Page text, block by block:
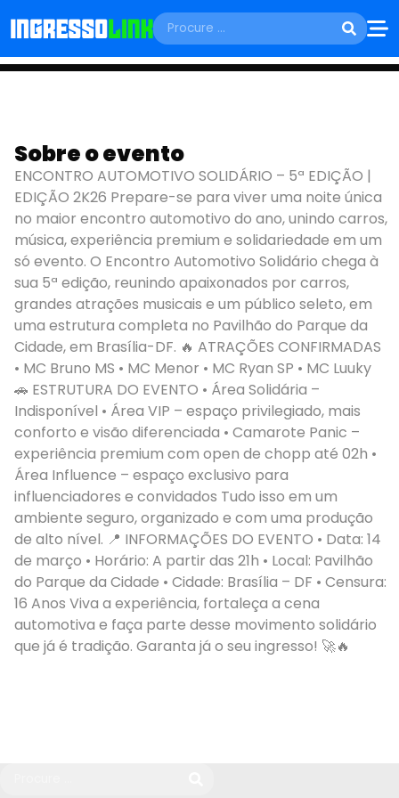
Encontro
Automotivo
Solidário
Brasília - DF
Sobre o evento
ENCONTRO AUTOMOTIVO SOLIDÁRIO – 5ª EDIÇÃO |
EDIÇÃO 2K26 Prepare-se para viver uma noite única
no maior encontro automotivo do ano, unindo carros,
música, experiência premium e solidariedade em um
só evento. O Encontro Automotivo Solidário chega à
sua 5ª edição, reunindo apaixonados por carros,
grandes atrações musicais e um público seleto, em
uma estrutura completa no Pavilhão do Parque da
Cidade, em Brasília-DF. 🔥 ATRAÇÕES CONFIRMADAS
• MC Bruno MS • MC Menor • MC Ryan SP • MC Luuky
🚗 ESTRUTURA DO EVENTO • Área Solidária –
Indisponível • Área VIP – espaço privilegiado, mais
conforto e visão diferenciada • Camarote Panic –
experiência premium com open de chopp até 02h •
Área Influence – espaço exclusivo para
influenciadores e convidados Tudo isso em um
ambiente seguro, organizado e com uma produção
de alto nível. 📍 INFORMAÇÕES DO EVENTO • Data: 14
de março • Horário: A partir das 21h • Local: Pavilhão
do Parque da Cidade • Cidade: Brasília – DF • Censura:
16 Anos Viva a experiência, fortaleça a cena
automotiva e faça parte desse movimento solidário
que já é tradição. Garanta já o seu ingresso! 🚀🔥